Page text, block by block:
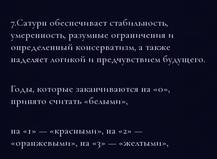
7.Сатурн обеспечивает стабильность,
умеренность, разумные ограничения и
определенный консерватизм, а также
наделяет логикой и предчувствием будущего.
Годы, которые заканчиваются на «0»,
принято считать «белыми»,
на «1» — «красными», на «2» —
«оранжевыми», на «3» — «желтыми»,